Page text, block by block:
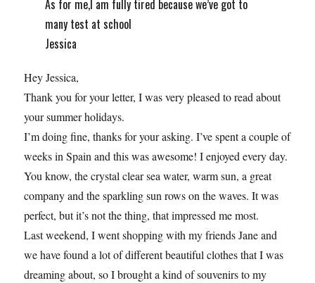
As for me,I am fully tired because we’ve got to
many test at school
Jessica
Hey Jessica,
Thank you for your letter, I was very pleased to read about
your summer holidays.
I’m doing fine, thanks for your asking. I’ve spent a couple of
weeks in Spain and this was awesome! I enjoyed every day.
You know, the crystal clear sea water, warm sun, a great
company and the sparkling sun rows on the waves. It was
perfect, but it’s not the thing, that impressed me most.
Last weekend, I went shopping with my friends Jane and
we have found a lot of different beautiful clothes that I was
dreaming about, so I brought a kind of souvenirs to my